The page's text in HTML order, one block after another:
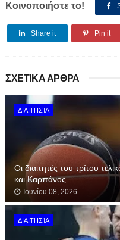
Κοινοποιήστε το!
Share it Pin it
ΣΧΕΤΙΚΑ ΑΡΘΡΑ
ΔΙΑΙΤΗΣΊΑ
Οι διαιτητές του τρίτου
και Καρπάνος
Ιουνίου 08, 2026
ΔΙΑΙΤΗΣΊΑ